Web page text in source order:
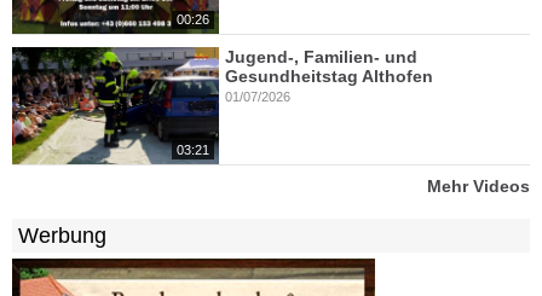
00:26
03:21
Jugend-, Familien- und
Gesundheitstag Althofen
01/07/2026
Mehr Videos
Werbung